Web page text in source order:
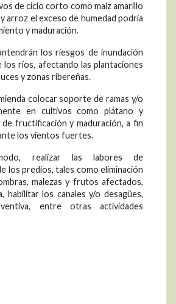
de ciclo corto como maíz amarillo
arroz el exceso de humedad podría
y maduración.
los riesgos de inundación
los ríos, afectando las plantaciones
y zonas ribereñas.
colocar soporte de ramas y/o
en cultivos como plátano y
fructificación y maduración, a fin
los vientos fuertes.
realizar las labores de
los predios, tales como eliminación
malezas y frutos afectados,
habilitar los canales y/o desagües,
entre otras actividades